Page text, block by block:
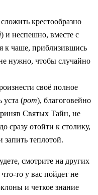
крестообразно
) и неспешно, вместе с
к чаше, приблизившись
нужно, чтобы случайно
своё полное
уста (рот), благоговейно
Святых Тайн, не
сразу отойти к столику,
теплотой.
смотрите на других
то у вас пойдет не
и четкое знание